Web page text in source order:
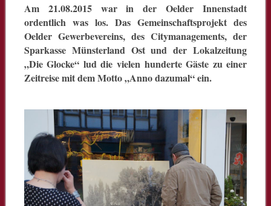
Am 21.08.2015 war in der Oelder Innenstadt
ordentlich was los. Das Gemeinschaftsprojekt des
Oelder Gewerbevereins, des Citymanagements, der
Sparkasse Münsterland Ost und der Lokalzeitung
„Die Glocke“ lud die vielen hunderte Gäste zu einer
Zeitreise mit dem Motto „Anno dazumal“ ein.